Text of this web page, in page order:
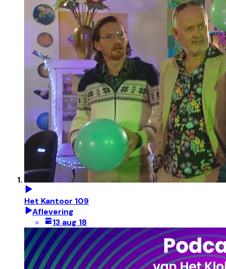
Het Kantoor 109
Aflevering
13 aug 18